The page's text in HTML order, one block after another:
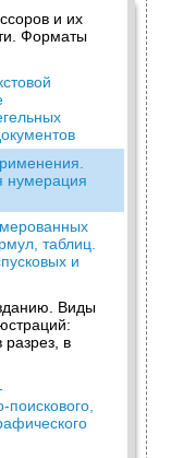
и их
Форматы
нумерация
таблиц.
и
Виды
разрез, в
поискового,